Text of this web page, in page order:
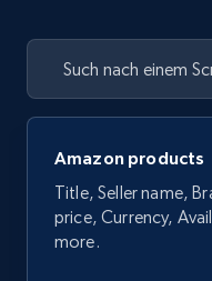
Amazon products
Title, Seller name,
price, Currency,
more.